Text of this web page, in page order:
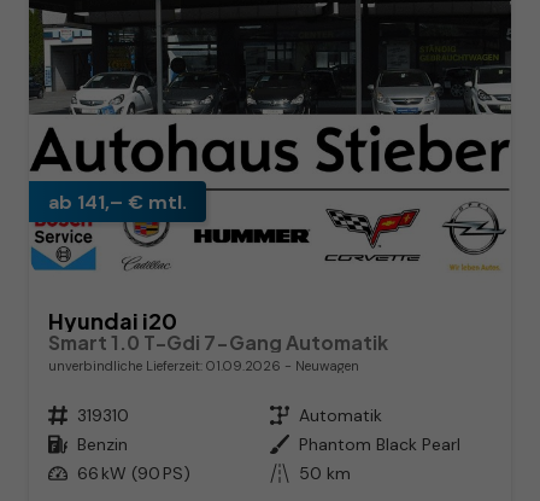
ab 141,– € mtl.
Hyundai i20
Smart 1.0 T-Gdi 7-Gang Automatik
unverbindliche Lieferzeit: 01.09.2026 Neuwagen
Fahrzeugnr. 319310 Getriebe Automatik
Kraftstoff Benzin Außenfarbe Phantom Black Pearl
Leistung 66 kW (90 PS) Kilometerstand 50 km